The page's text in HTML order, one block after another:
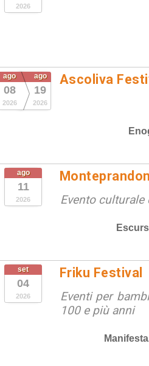
2026
ago
08
2026
ago
19
2026
Ascoliva
ago
11
2026 Evento
set
04
2026
Friku Festival
Eventi per
100 e più anni